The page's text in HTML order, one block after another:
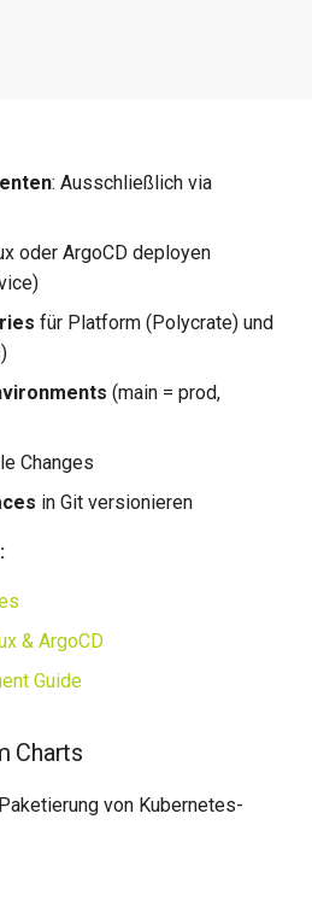
: Ausschließlich via
oder ArgoCD deployen
für Platform (Polycrate) und
(main = prod,
Changes
in Git versionieren
& ArgoCD
Guide
Charts
von Kubernetes-